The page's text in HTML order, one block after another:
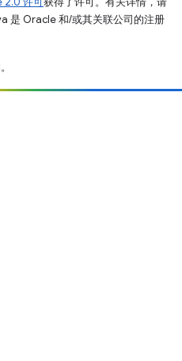
是 Oracle 和/或其关联公司的注册